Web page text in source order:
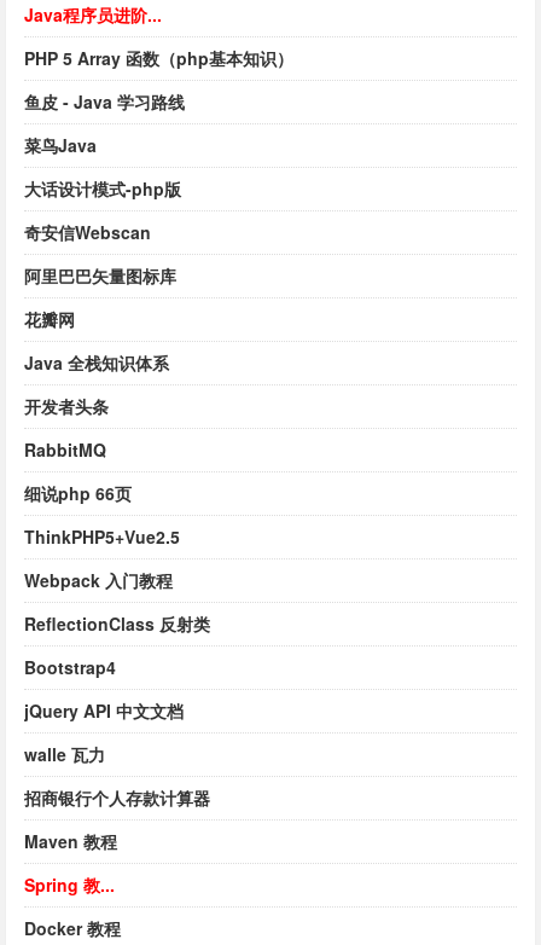
Java程序员进阶...
PHP 5 Array 函数（php基本知识）
鱼皮 - Java 学习路线
菜鸟Java
大话设计模式-php版
奇安信Webscan
阿里巴巴矢量图标库
花瓣网
Java 全栈知识体系
开发者头条
RabbitMQ
细说php 66页
ThinkPHP5+Vue2.5
Webpack 入门教程
ReflectionClass 反射类
Bootstrap4
jQuery API 中文文档
walle 瓦力
招商银行个人存款计算器
Maven 教程
Spring 教...
Docker 教程